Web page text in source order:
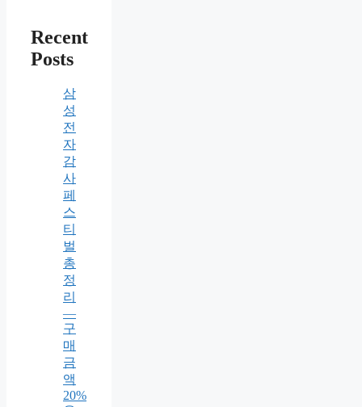
Recent
Posts
삼
성
전
자
감
사
페
스
티
벌
총
정
리
—
구
매
금
액
20%